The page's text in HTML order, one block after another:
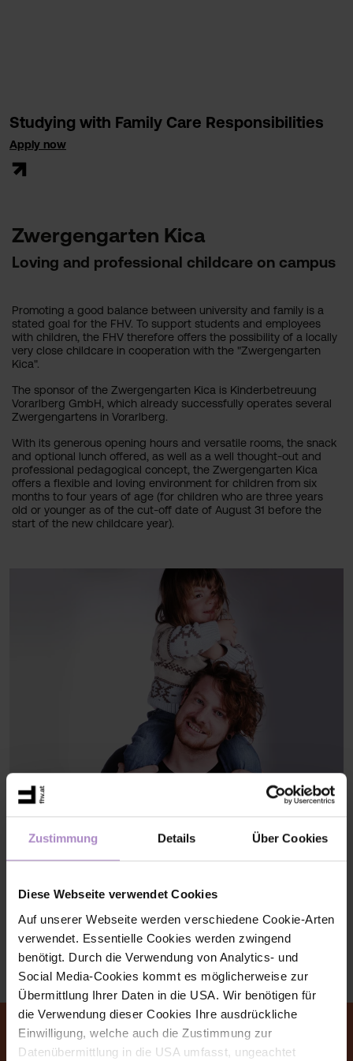
Zustimmung Details Über Cookies
Diese Webseite verwendet Cookies
Auf unserer Webseite werden verschiedene Cookie-Arten
verwendet. Essentielle Cookies werden zwingend
benötigt. Durch die Verwendung von Analytics- und
Social Media-Cookies kommt es möglicherweise zur
Übermittlung Ihrer Daten in die USA. Wir benötigen für
die Verwendung dieser Cookies Ihre ausdrückliche
Einwilligung, welche auch die Zustimmung zur
Datenübermittlung in die USA umfasst, ungeachtet
Studying with Family Care Responsibilities
Apply now
Zwergengarten Kica
Loving and professional childcare on campus
Promoting a good balance between university and family is a
stated goal for the FHV. To support students and employees
with children, the FHV therefore offers the possibility of a locally
very close childcare in cooperation with the "Zwergengarten
Kica".
The sponsor of the Zwergengarten Kica is Kinderbetreuung
Vorarlberg GmbH, which already successfully operates several
Zwergengartens in Vorarlberg.
With its generous opening hours and versatile rooms, the snack
and optional lunch offered, as well as a well thought-out and
professional pedagogical concept, the Zwergengarten Kica
offers a flexible and loving environment for children from six
months to four years of age (for children who are three years
old or younger as of the cut-off date of August 31 before the
start of the new childcare year).
Support possibility childcare
Ausschreibung Fördermittel
Kinderbetreuungskosten